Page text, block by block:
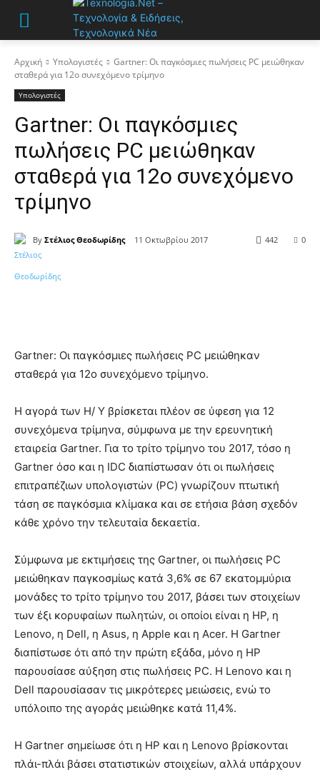
Αρχική Υπολογιστές
Gartner: Οι παγκόσμιες πωλήσεις PC μειώθηκαν
σταθερά για 12ο συνεχόμενο τρίμηνο
Υπολογιστές
Gartner: Οι παγκόσμιες
πωλήσεις PC μειώθηκαν
σταθερά για 12ο συνεχόμενο
τρίμηνο
By Στέλιος Θεοδωρίδης 11 Οκτωβρίου 2017 0
442
Gartner: Οι παγκόσμιες πωλήσεις PC μειώθηκαν
σταθερά για 12ο συνεχόμενο τρίμηνο.
Η αγορά των Η/ Υ βρίσκεται πλέον σε ύφεση για 12
συνεχόμενα τρίμηνα, σύμφωνα με την ερευνητική
εταιρεία Gartner. Για το τρίτο τρίμηνο του 2017, τόσο η
Gartner όσο και η IDC διαπίστωσαν ότι οι πωλήσεις
επιτραπέζιων υπολογιστών (PC) γνωρίζουν πτωτική
τάση σε παγκόσμια κλίμακα και σε ετήσια βάση σχεδόν
κάθε χρόνο την τελευταία δεκαετία.
Σύμφωνα με εκτιμήσεις της Gartner, οι πωλήσεις PC
μειώθηκαν παγκοσμίως κατά 3,6% σε 67 εκατομμύρια
μονάδες το τρίτο τρίμηνο του 2017, βάσει των στοιχείων
των έξι κορυφαίων πωλητών, οι οποίοι είναι η HP, η
Lenovo, η Dell, η Asus, η Apple και η Acer. Η Gartner
διαπίστωσε ότι από την πρώτη εξάδα, μόνο η HP
παρουσίασε αύξηση στις πωλήσεις PC. Η Lenovo και η
Dell παρουσίασαν τις μικρότερες μειώσεις, ενώ το
υπόλοιπο της αγοράς μειώθηκε κατά 11,4%.
Η Gartner σημείωσε ότι η HP και η Lenovo βρίσκονται
πλάι-πλάι βάσει στατιστικών στοιχείων, αλλά υπάρχουν